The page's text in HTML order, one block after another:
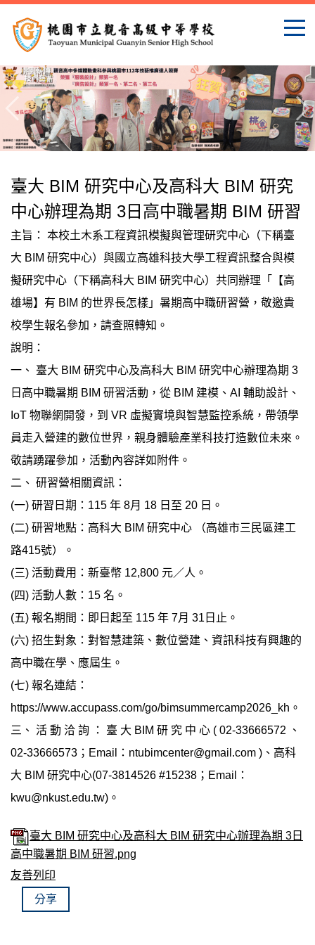
到
主
內
容
區
臺大 BIM 研究中心及高科大 BIM 研究
中心辦理為期 3日高中職暑期 BIM 研習
主旨： 本校土木系工程資訊模擬與管理研究中心（下稱臺
大 BIM 研究中心）與國立高雄科技大學工程資訊整合與模
擬研究中心（下稱高科大 BIM 研究中心）共同辦理「【高
雄場】有 BIM 的世界長怎樣」暑期高中職研習營，敬邀貴
校學生報名參加，請查照轉知。
說明：
一、 臺大 BIM 研究中心及高科大 BIM 研究中心辦理為期 3
日高中職暑期 BIM 研習活動，從 BIM 建模、AI 輔助設計、
IoT 物聯網開發，到 VR 虛擬實境與智慧監控系統，帶領學
員走入營建的數位世界，親身體驗產業科技打造數位未來。
敬請踴躍參加，活動內容詳如附件。
二、 研習營相關資訊：
(一) 研習日期：115 年 8月 18 日至 20 日。
(二) 研習地點：高科大 BIM 研究中心 （高雄市三民區建工
路415號）。
(三) 活動費用：新臺幣 12,800 元／人。
(四) 活動人數：15 名。
(五) 報名期間：即日起至 115 年 7月 31日止。
(六) 招生對象：對智慧建築、數位營建、資訊科技有興趣的
高中職在學、應屆生。
(七) 報名連結：
https://www.accupass.com/go/bimsummercamp2026_kh。
三、 活 動 洽 詢 ： 臺 大 BIM 研 究 中 心 ( 02-33666572 、
02-33666573；Email：ntubimcenter@gmail.com )、高科
大 BIM 研究中心(07-3814526 #15238；Email：
kwu@nkust.edu.tw)。
臺大 BIM 研究中心及高科大 BIM 研究中心辦理為期 3日
高中職暑期 BIM 研習.png
友善列印
分享